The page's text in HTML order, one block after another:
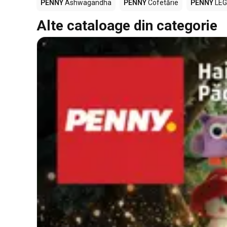
PENNYAshwagandha PENNYCofetărie PENNY
Alte cataloage din categorie